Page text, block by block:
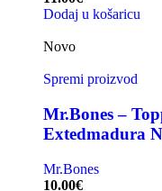
Dodaj u košaricu
Novo
Spremi proizvod
Mr.Bones –
Extedmadura
Mr.Bones
10.00€